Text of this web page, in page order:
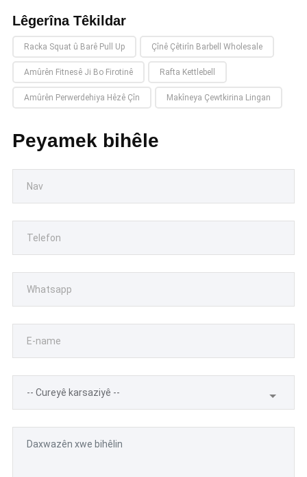
Lêgerîna Têkildar
Racka Squat û Barê Pull Up Çînê Çêtirîn Barbell Wholesale
Amûrên Fitnesê Ji Bo Firotinê Rafta Kettlebell
Amûrên Perwerdehiya Hêzê Çîn Makîneya Çewtkirina Lingan
Peyamek bihêle